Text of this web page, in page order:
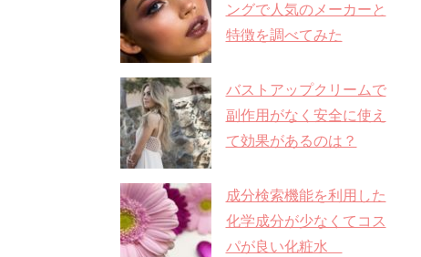
ングで人気のメーカーと
特徴を調べてみた
バストアップクリームで
副作用がなく安全に使え
て効果があるのは？
成分検索機能を利用した
化学成分が少なくてコス
パが良い化粧水